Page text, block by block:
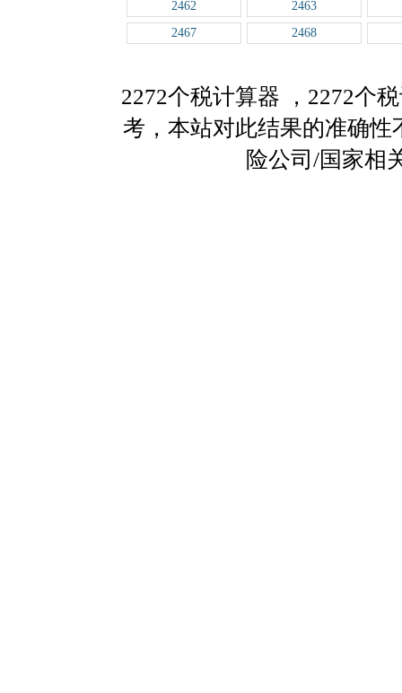
2462
2463
2467
2468
2272个税计算器
，2272个
考，本站对此结果的准确
险公司/国家相